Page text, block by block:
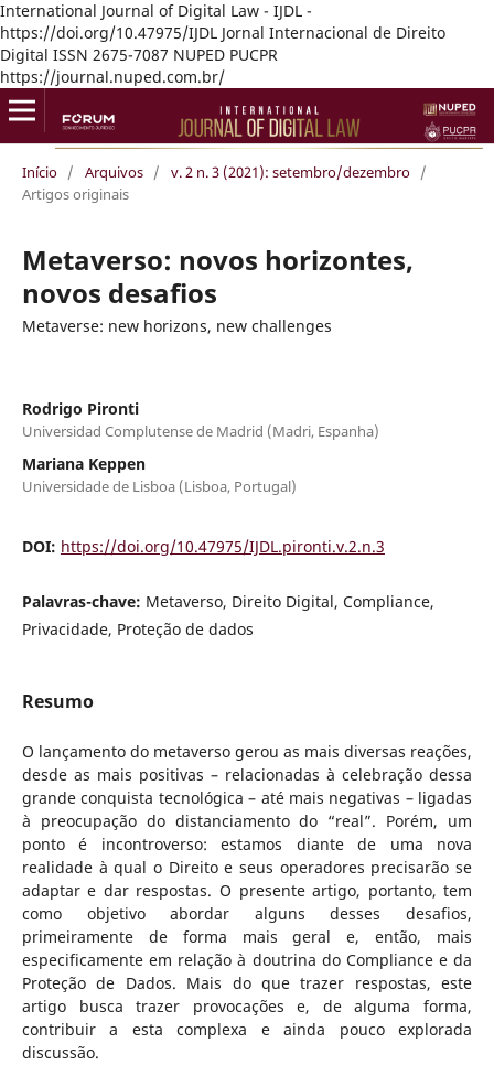
International Journal of Digital Law - IJDL -
https://doi.org/10.47975/IJDL Jornal Internacional de Direito
Digital ISSN 2675-7087 NUPED PUCPR
https://journal.nuped.com.br/
Início / Arquivos / v. 2 n. 3 (2021): setembro/dezembro /
Artigos originais
Metaverso: novos horizontes,
novos desafios
Metaverse: new horizons, new challenges
Rodrigo Pironti
Universidad Complutense de Madrid (Madri, Espanha)
Mariana Keppen
Universidade de Lisboa (Lisboa, Portugal)
DOI: https://doi.org/10.47975/IJDL.pironti.v.2.n.3
Palavras-chave: Metaverso, Direito Digital, Compliance,
Privacidade, Proteção de dados
Resumo
O lançamento do metaverso gerou as mais diversas reações,
desde as mais positivas – relacionadas à celebração dessa
grande conquista tecnológica – até mais negativas – ligadas
à preocupação do distanciamento do “real”. Porém, um
ponto é incontroverso: estamos diante de uma nova
realidade à qual o Direito e seus operadores precisarão se
adaptar e dar respostas. O presente artigo, portanto, tem
como objetivo abordar alguns desses desafios,
primeiramente de forma mais geral e, então, mais
especificamente em relação à doutrina do Compliance e da
Proteção de Dados. Mais do que trazer respostas, este
artigo busca trazer provocações e, de alguma forma,
contribuir a esta complexa e ainda pouco explorada
discussão.